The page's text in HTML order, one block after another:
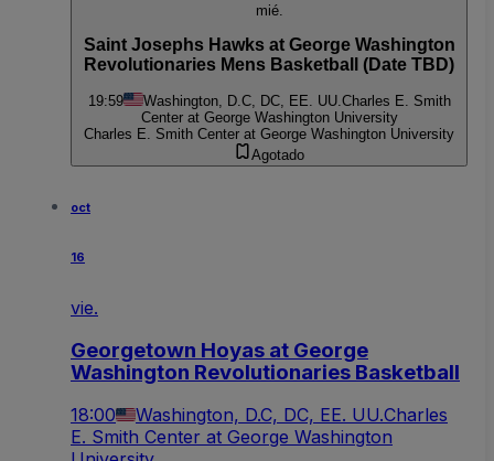
mié.
Saint Josephs Hawks at George Washington
Revolutionaries Mens Basketball (Date TBD)
19:59 Washington, D.C, DC, EE. UU. Charles E. Smith
Center at George Washington University
Charles E. Smith Center at George Washington University
Agotado
oct
16
vie.
Georgetown Hoyas at George
Washington Revolutionaries Basketball
18:00 Washington, D.C, DC, EE. UU.Charles
E. Smith Center at George Washington